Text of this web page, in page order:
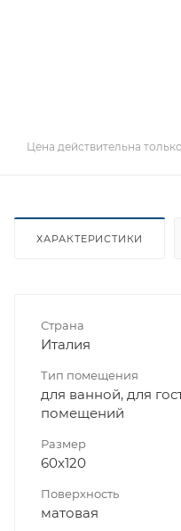
Цена действительна
ХАРАКТЕРИСТИКИ
Страна
Италия
Тип помещения
для ванной, для
помещений
Размер
60x120
Поверхность
матовая